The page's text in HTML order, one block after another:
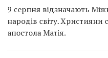
9 серпня відзначають
народів світу.
апостола Матія.